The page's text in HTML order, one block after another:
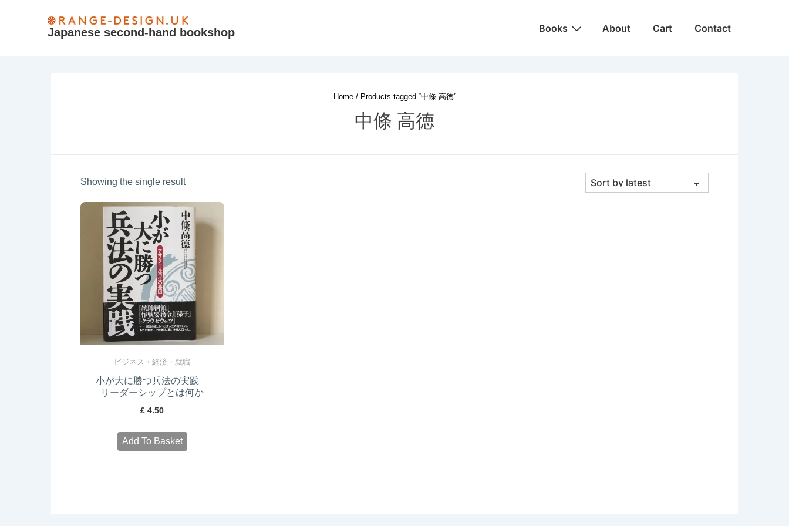
Japanese second-hand bookshop
MainBooks About Cart Contact
Home/ Products tagged “中條 高徳”
中條 高徳
Showing the single result
ビジネス・経済・就職
小が大に勝つ兵法の実践―
リーダーシップとは何か
£ 4.50
Add To Basket